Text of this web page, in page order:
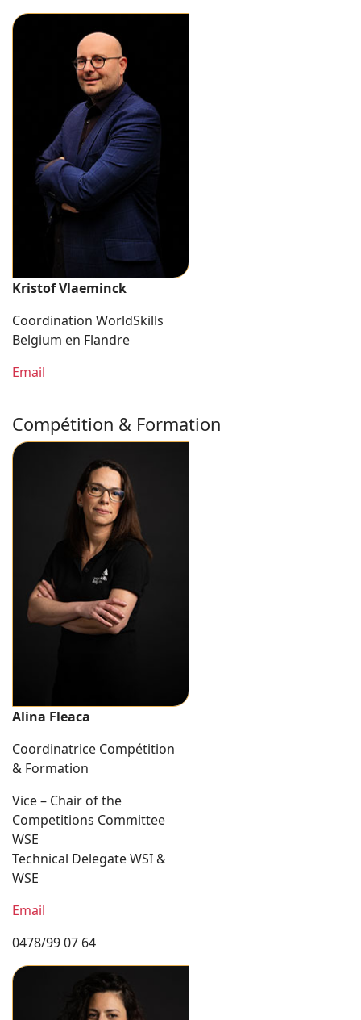
Kristof Vlaeminck
Coordination WorldSkills
Belgium en Flandre
Email
Compétition & Formation
Alina Fleaca
Coordinatrice Compétition
& Formation
Vice – Chair of the
Competitions Committee
WSE
Technical Delegate WSI &
WSE
Email
0478/99 07 64